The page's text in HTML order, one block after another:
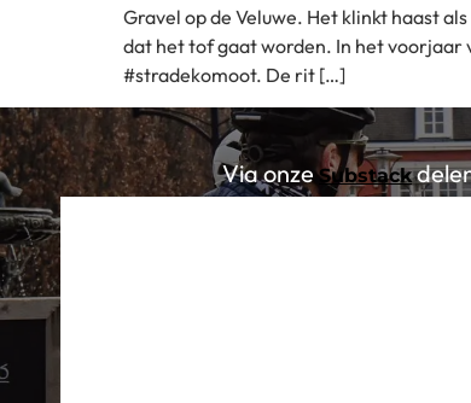
Gravel op de Veluwe. Het klinkt haast
dat het tof gaat worden. In het voorjaar
#stradekomoot. De rit […]
Via onzeSubstack